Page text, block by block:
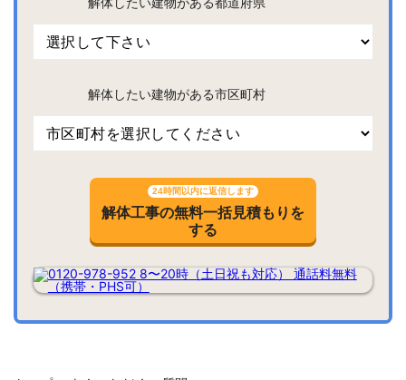
解体したい建物がある市区町村
24時間以内に返信します
解体工事の無料一括見積もりを
する